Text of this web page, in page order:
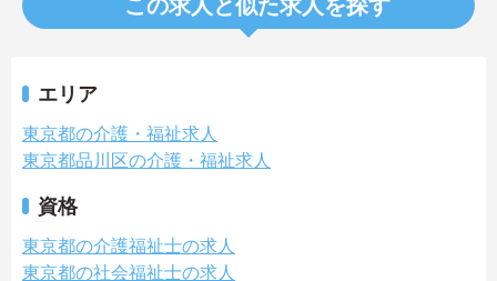
この求人と似た求人を探す
エリア
東京都の介護・福祉求人
東京都品川区の介護・福祉求人
資格
東京都の介護福祉士の求人
東京都の社会福祉士の求人